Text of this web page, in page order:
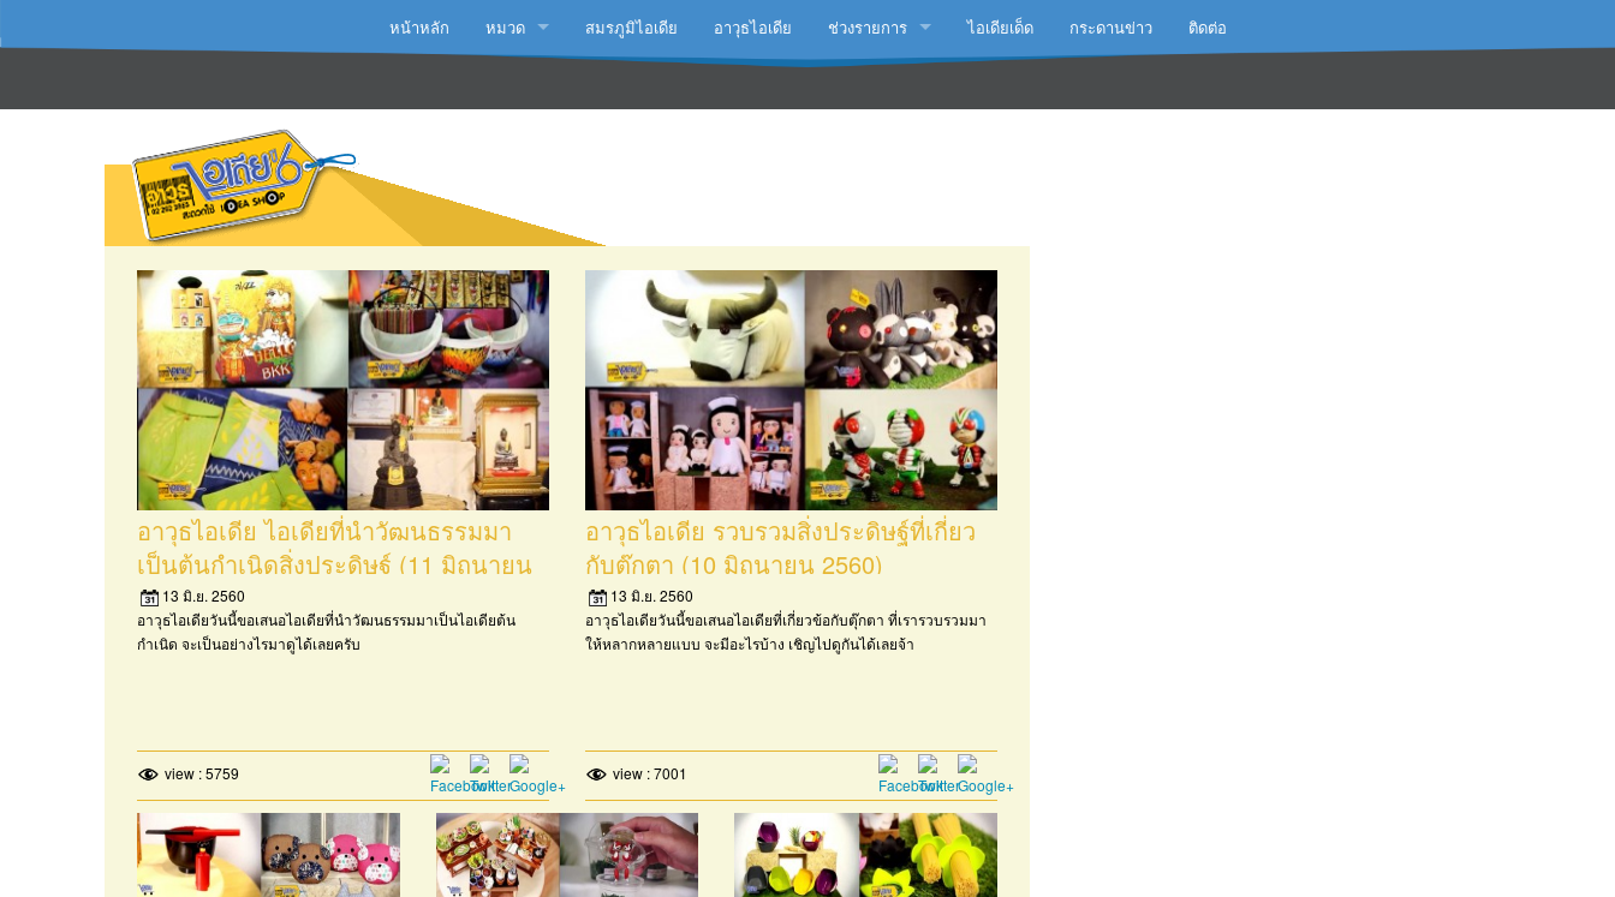
หน้าหลัก หมวด
ของดี...รีไซเคิล
เกษตร...เพื่อโลก
ชีวิตมีดีไซต์
ไอเดียพัฒนาชีวิต
สมรภูมิไอเดีย อาวุธไอเดีย ช่วงรายการ ไอเดียเด็ด กระดานข่าว ติดต่อ
อาวุธไอเดีย ไอเดียที่นำวัฒนธรรมมา
เป็นต้นกำเนิดสิ่งประดิษฐ์ (11 มิถุนายน
2560)
13 มิ.ย. 2560
อาวุธไอเดียวันนี้ขอเสนอไอเดียที่นำวัฒนธรรมมาเป็นไอเดียต้น
กำเนิด จะเป็นอย่างไรมาดูได้เลยครับ
view : 5759
อาวุธไอเดีย รวบรวมสิ่งประดิษฐ์ที่เกี่ยว
กับตุ๊กตา (10 มิถุนายน 2560)
13 มิ.ย. 2560
อาวุธไอเดียวันนี้ขอเสนอไอเดียที่เกี่ยวข้อกับตุ๊กตา ที่เรารวบรวมมา
ให้หลากหลายแบบ จะมีอะไรบ้าง เชิญไปดูกันได้เลยจ้า
view : 7001